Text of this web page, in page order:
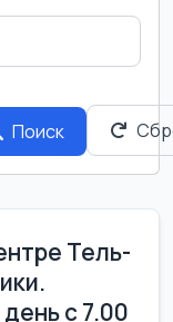
Поиск
Тель-
с 7.00